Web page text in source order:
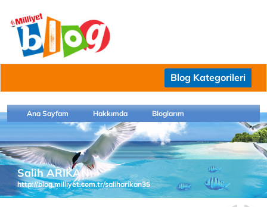
Blog Kategorileri
Ana Sayfam Hakkımda Bloglarım
Salih ARIKAN
http://blog.milliyet.com.tr/saliharikan35